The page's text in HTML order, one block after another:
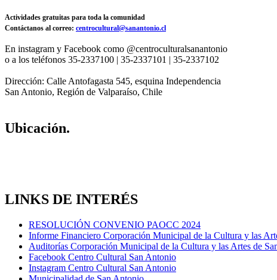
Actividades gratuitas para toda la comunidad
Contáctanos al correo: centrocultural@sanantonio.cl
En instagram y Facebook como @centroculturalsanantonio
o a los teléfonos 35-2337100 | 35-2337101 | 35-2337102
Dirección: Calle Antofagasta 545, esquina Independencia
San Antonio, Región de Valparaíso, Chile
Ubicación.
LINKS DE INTERÉS
RESOLUCIÓN CONVENIO PAOCC 2024
Informe Financiero Corporación Municipal de la Cultura y las
Auditorías Corporación Municipal de la Cultura y las Artes de
Facebook Centro Cultural San Antonio
Instagram Centro Cultural San Antonio